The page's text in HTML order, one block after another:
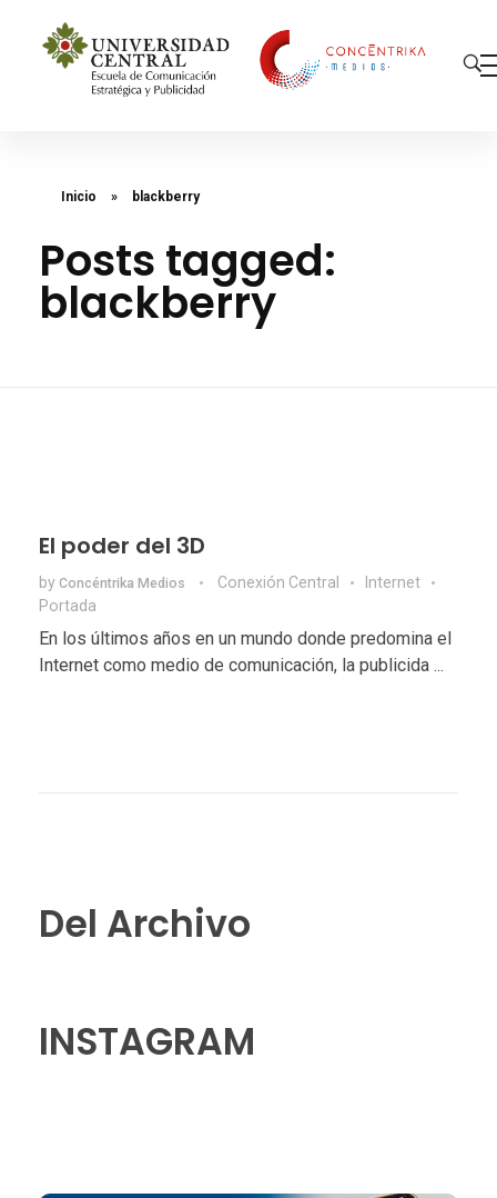
Inicio » blackberry
Posts tagged:
blackberry
El poder del 3D
by Concéntrika Medios Conexión Central
Internet
Portada
En los últimos años en un mundo donde predomina el
Internet como medio de comunicación, la publicida ...
Del Archivo
INSTAGRAM